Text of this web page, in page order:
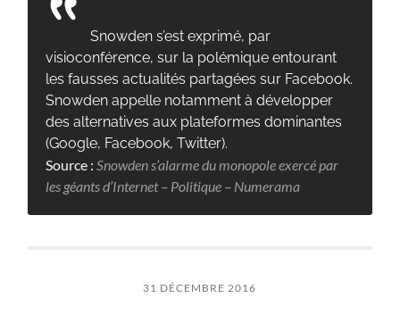
Snowden s’est exprimé, par
visioconférence, sur la polémique entourant
les fausses actualités partagées sur Facebook.
Snowden appelle notamment à développer
des alternatives aux plateformes dominantes
(Google, Facebook, Twitter).
Source : Snowden s’alarme du monopole exercé par
les géants d’Internet – Politique – Numerama
31 DÉCEMBRE 2016